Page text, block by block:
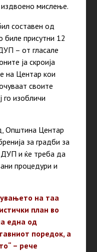
мислење.
составен од
биле присутни 12
– от гласале
ја скроија
на Центар кои
своите
го изобличи
Општина Центар
за градби за
ДУП и ќе треба да
процедури и
на таа
план во
една од
поредок, а
– рече